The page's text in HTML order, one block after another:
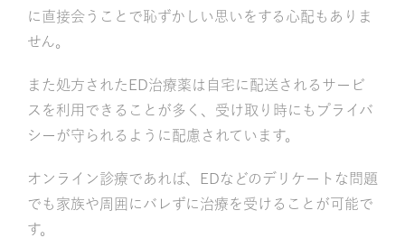
に直接会うことで恥ずかしい思いをする心配もありま
せん。
また処方されたED治療薬は自宅に配送されるサービ
スを利用できることが多く、受け取り時にもプライバ
シーが守られるように配慮されています。
オンライン診療であれば、EDなどのデリケートな問題
でも家族や周囲にバレずに治療を受けることが可能で
す。